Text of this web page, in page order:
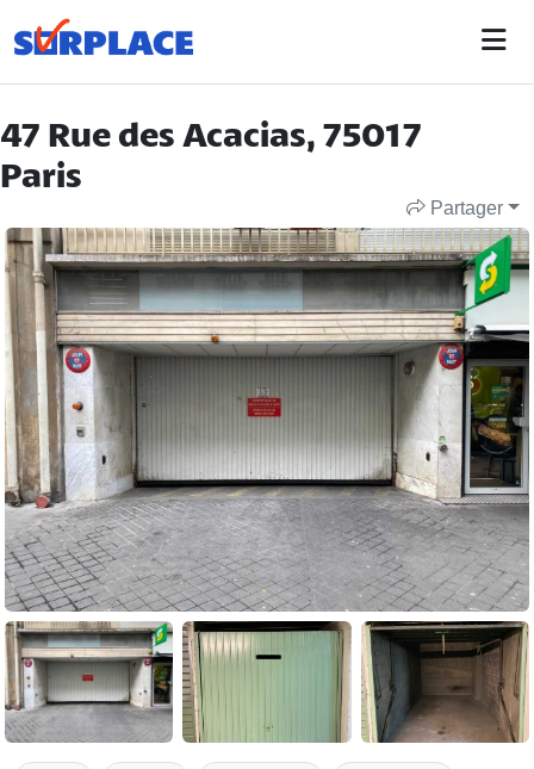
47 Rue des Acacias, 75017
Paris
Partager